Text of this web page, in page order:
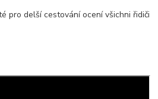
pro delší cestování ocení všichni řidiči